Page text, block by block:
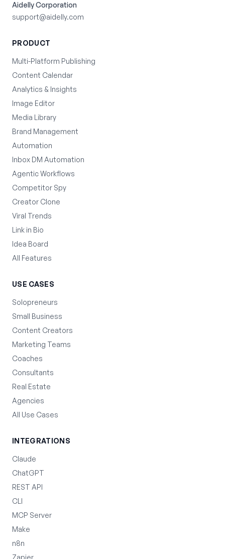
Aidelly Corporation
support@aidelly.com
PRODUCT
Multi-Platform Publishing
Content Calendar
Analytics & Insights
Image Editor
Media Library
Brand Management
Automation
Inbox DM Automation
Agentic Workflows
Competitor Spy
Creator Clone
Viral Trends
Link in Bio
Idea Board
All Features
USE CASES
Solopreneurs
Small Business
Content Creators
Marketing Teams
Coaches
Consultants
Real Estate
Agencies
All Use Cases
INTEGRATIONS
Claude
ChatGPT
REST API
CLI
MCP Server
Make
n8n
Zapier